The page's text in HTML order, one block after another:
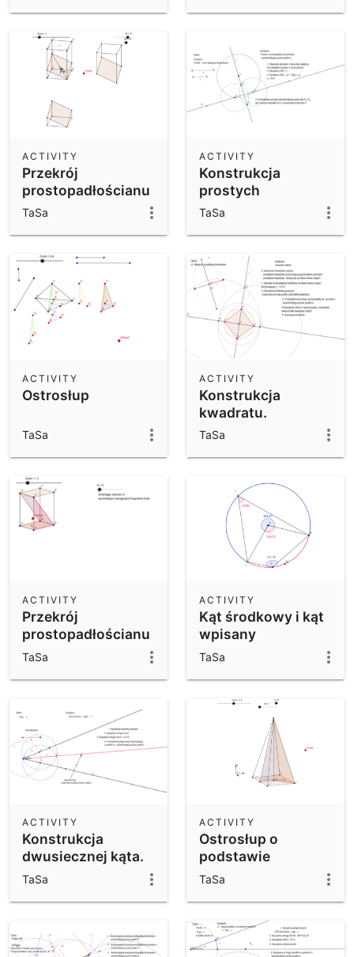
Przekrój
prostopadłościanu
ACTIVITY
TaSa
Konstrukcja
prostych
prostopadłych.
ACTIVITY
TaSa
Ostrosłup
ACTIVITY
TaSa
Konstrukcja
kwadratu.
ACTIVITY
TaSa
Przekrój
prostopadłościanu
ACTIVITY
TaSa
Kąt środkowy i kąt
wpisany
ACTIVITY
TaSa
Konstrukcja
dwusiecznej kąta.
ACTIVITY
TaSa
Ostrosłup o
podstawie
prostokąta
ACTIVITY
TaSa